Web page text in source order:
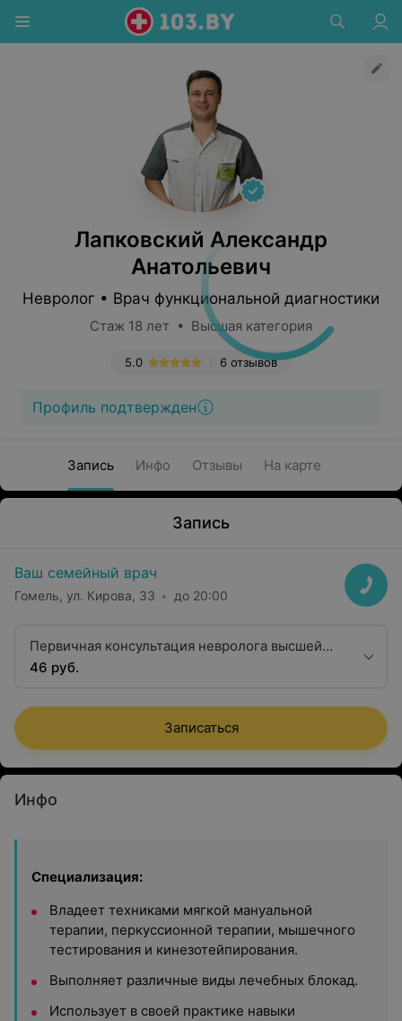
Лапковский Александр
Анатольевич
Невролог • Врач функциональной диагностики
Стаж 18 лет • Высшая категория
6 отзывов
5.0
Профиль подтвержден
Запись Инфо Отзывы На карте
Запись
Ваш семейный врач
Гомель, ул. Кирова, 33 до 20:00
Первичная консультация невролога высшей
квалификационной категории
46 руб.
Записаться
Инфо
Специализация:
Владеет техниками мягкой мануальной
терапии, перкуссионной терапии, мышечного
тестирования и кинезотейпирования.
Выполняет различные виды лечебных блокад.
Использует в своей практике навыки